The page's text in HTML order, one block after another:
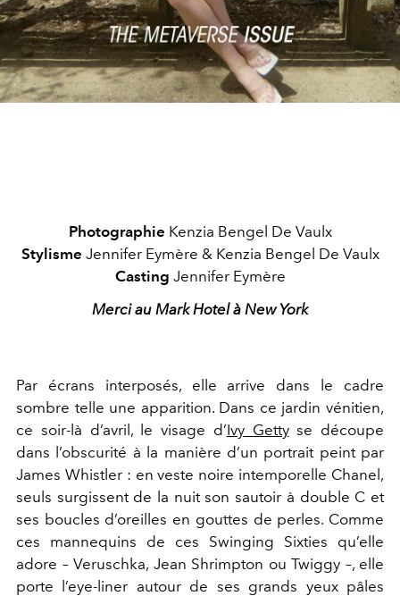
Photographie Kenzia Bengel De Vaulx
Stylisme Jennifer Eymère & Kenzia Bengel De Vaulx
Casting Jennifer Eymère
Merci au Mark Hotel à New York
Par écrans interposés, elle arrive dans le cadre
sombre telle une apparition. Dans ce jardin vénitien,
ce soir-là d’avril, le visage d’Ivy Gettyse découpe
dans l’obscurité à la manière d’un portrait peint par
James Whistler : en veste noire intemporelle Chanel,
seuls surgissent de la nuit son sautoir à double C et
ses boucles d’oreilles en gouttes de perles. Comme
ces mannequins de ces Swinging Sixties qu’elle
adore – Veruschka, Jean Shrimpton ou Twiggy –, elle
porte l’eye-liner autour de ses grands yeux pâles